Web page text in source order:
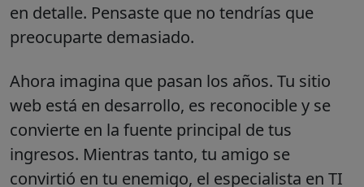
en detalle. Pensaste que no tendrías que
preocuparte demasiado.
Ahora imagina que pasan los años. Tu sitio
web está en desarrollo, es reconocible y se
convierte en la fuente principal de tus
ingresos. Mientras tanto, tu amigo se
convirtió en tu enemigo, el especialista en TI